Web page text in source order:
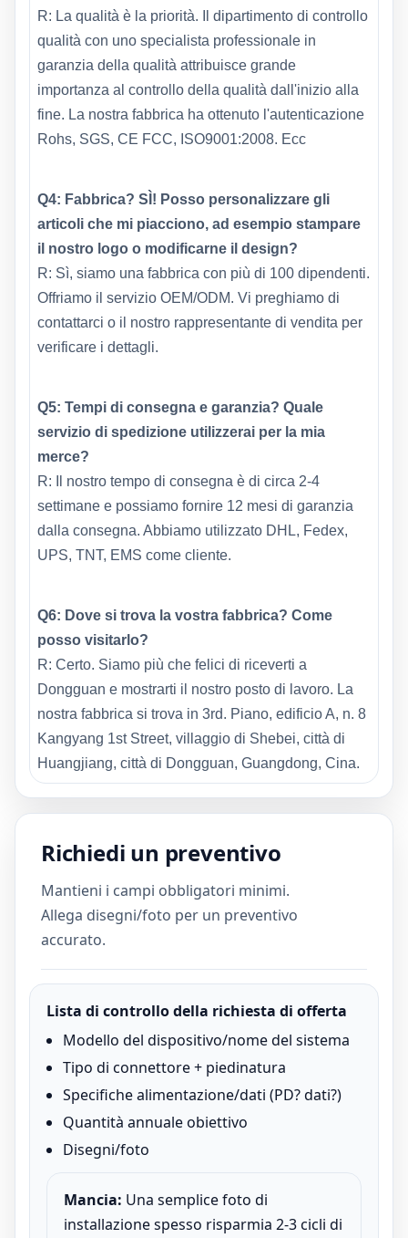
R: La qualità è la priorità. Il dipartimento di controllo
qualità con uno specialista professionale in
garanzia della qualità attribuisce grande
importanza al controllo della qualità dall'inizio alla
fine. La nostra fabbrica ha ottenuto l'autenticazione
Rohs, SGS, CE FCC, ISO9001:2008. Ecc
Q4: Fabbrica? SÌ! Posso personalizzare gli
articoli che mi piacciono, ad esempio stampare
il nostro logo o modificarne il design?
R: Sì, siamo una fabbrica con più di 100 dipendenti.
Offriamo il servizio OEM/ODM. Vi preghiamo di
contattarci o il nostro rappresentante di vendita per
verificare i dettagli.
Q5: Tempi di consegna e garanzia? Quale
servizio di spedizione utilizzerai per la mia
merce?
R: Il nostro tempo di consegna è di circa 2-4
settimane e possiamo fornire 12 mesi di garanzia
dalla consegna. Abbiamo utilizzato DHL, Fedex,
UPS, TNT, EMS come cliente.
Q6: Dove si trova la vostra fabbrica? Come
posso visitarlo?
R: Certo. Siamo più che felici di riceverti a
Dongguan e mostrarti il ​​nostro posto di lavoro. La
nostra fabbrica si trova in 3rd. Piano, edificio A, n. 8
Kangyang 1st Street, villaggio di Shebei, città di
Huangjiang, città di Dongguan, Guangdong, Cina.
Richiedi un preventivo
Mantieni i campi obbligatori minimi.
Allega disegni/foto per un preventivo
accurato.
Lista di controllo della richiesta di offerta
Modello del dispositivo/nome del sistema
Tipo di connettore + piedinatura
Specifiche alimentazione/dati (PD? dati?)
Quantità annuale obiettivo
Disegni/foto
Mancia: Una semplice foto di
installazione spesso risparmia 2-3 cicli di